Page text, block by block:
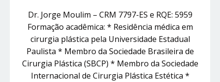
Dr. Jorge Moulim – CRM 7797-ES e RQE: 5959
Formação acadêmica: * Residência médica em
cirurgia plástica pela Universidade Estadual
Paulista * Membro da Sociedade Brasileira de
Cirurgia Plástica (SBCP) * Membro da Sociedade
Internacional de Cirurgia Plástica Estética *